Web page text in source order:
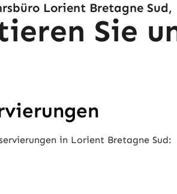
Lorient Bretagne Sud,
Sie
in Lorient Bretagne Sud: